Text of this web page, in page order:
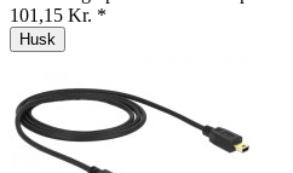
101,15 Kr. *
Husk